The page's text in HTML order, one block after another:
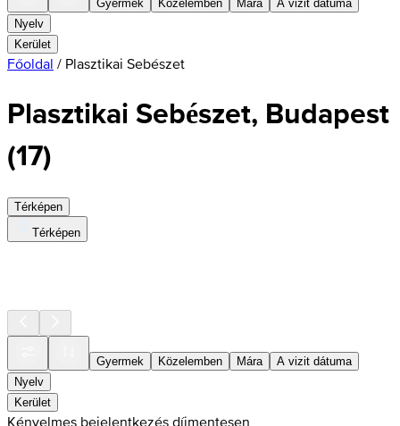
Gyermek Közelemben Mára
A vizit dátuma
Nyelv
Kerület
Főoldal / Plasztikai Sebészet
Plasztikai Sebészet, Budapest
(17)
Térképen
Térképen
Gyermek Közelemben Mára
A vizit dátuma
Nyelv
Kerület
Kényelmes bejelentkezés díjmentesen